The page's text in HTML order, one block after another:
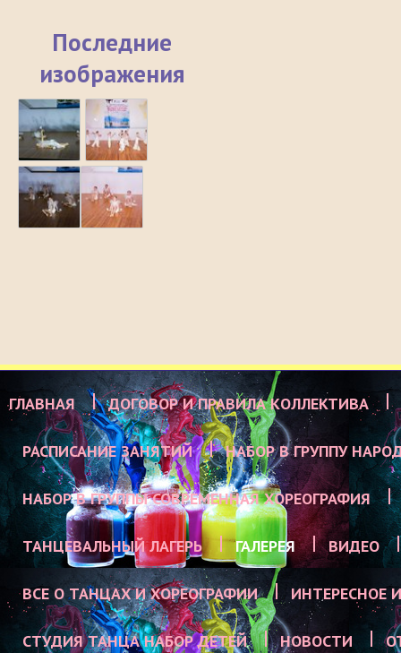
Последние
изображения
ГЛАВНАЯ ДОГОВОР И ПРАВИЛА КОЛЛЕКТИВА
РАСПИСАНИЕ ЗАНЯТИЙ НАБОР В ГРУППУ
НАБОР В ГРУППЫ СОВРЕМЕННАЯ ХОРЕОГРАФИЯ
ТАНЦЕВАЛЬНЫЙ ЛАГЕРЬ ГАЛЕРЕЯ ВИДЕО
ВСЕ О ТАНЦАХ И ХОРЕОГРАФИИ ИНТЕРЕСНОЕ
СТУДИЯ ТАНЦА НАБОР ДЕТЕЙ НОВОСТИ